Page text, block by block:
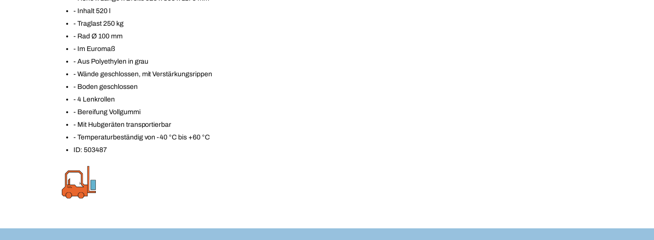
- Inhalt 520 l
- Traglast 250 kg
- Rad Ø 100 mm
- Im Euromaß
- Aus Polyethylen in grau
- Wände geschlossen, mit Verstärkungsrippen
- Boden geschlossen
- 4 Lenkrollen
- Bereifung Vollgummi
- Mit Hubgeräten transportierbar
- Temperaturbeständig von -40 °C bis +60 °C
ID: 503487